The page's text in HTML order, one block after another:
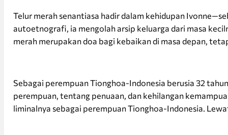
Telur merah senantiasa hadir dalam kehidupan
autoetnografi, ia mengolah arsip keluarga dari masa
merah merupakan doa bagi kebaikan di masa depan,
Sebagai perempuan Tionghoa-Indonesia berusia 32
perempuan, tentang penuaan, dan kehilangan
liminalnya sebagai perempuan Tionghoa-Indonesia.